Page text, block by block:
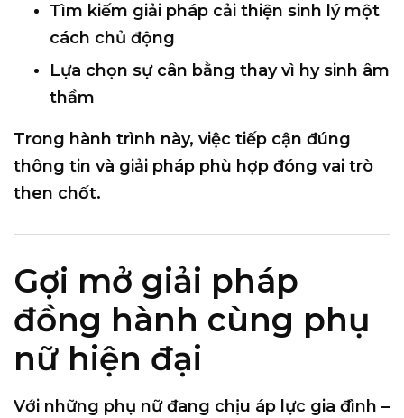
Tìm kiếm giải pháp cải thiện sinh lý một
cách chủ động
Lựa chọn sự cân bằng thay vì hy sinh âm
thầm
Trong hành trình này, việc tiếp cận đúng
thông tin và giải pháp phù hợp đóng vai trò
then chốt.
Gợi mở giải pháp
đồng hành cùng phụ
nữ hiện đại
Với những phụ nữ đang chịu áp lực gia đình –